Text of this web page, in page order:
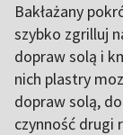
Bakłażany
szybko zgrilluj
dopraw solą i
nich plastry
dopraw solą,
czynność drugi